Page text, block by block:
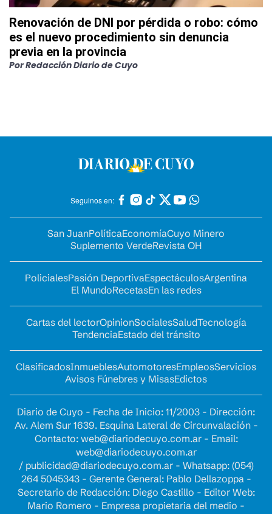
Renovación de DNI por pérdida o robo: cómo
es el nuevo procedimiento sin denuncia
previa en la provincia
PorRedacción Diario de Cuyo
Seguinos en:
San JuanPolíticaEconomíaCuyo Minero
Suplemento VerdeRevista OH
PolicialesPasión DeportivaEspectáculosArgentina
El MundoRecetasEn las redes
Cartas del lectorOpinionSocialesSaludTecnología
TendenciaEstado del tránsito
ClasificadosInmueblesAutomotoresEmpleosServicios
Avisos Fúnebres y MisasEdictos
Diario de Cuyo - Fecha de Inicio: 11/2003 - Dirección:
Av. Alem Sur 1639. Esquina Lateral de Circunvalación -
Contacto: web@diariodecuyo.com.ar- Email:
web@diariodecuyo.com.ar
/ publicidad@diariodecuyo.com.ar- Whatsapp: (054)
264 5045343 - Gerente General: Pablo Dellazoppa -
Secretario de Redacción: Diego Castillo - Editor Web:
Mario Romero - Empresa propietaria del medio -